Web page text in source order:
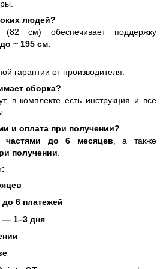
людей?
см) обеспечивает поддержку
до ~ 195 см.
гарантии от производителя.
сборка?
в комплекте есть инструкция и все
и оплата при получении?
частями до 6 месяцев , а также
получении
6 платежей
— 1–3 дня